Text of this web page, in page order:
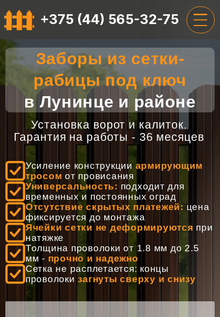
+375 (44) 565-32-75
ГЛАВНАЯ
УСЛУГИ
ЦЕНЫ
О НАС
ОТЗЫВЫ
КОНТАКТЫ
+375 (44) 565-32-75
Заказать звонок
Заборы из сетки-
рабицы под ключ
в Лунинце и районе
Установка ворот и калиток.
Гарантия на работы - 36 месяцев
Усиление конструкции армирующим
тросом от провисания
Универсальность: подходит для
временных и постоянных оград
Отсутствие скрытых платежей: цена
фиксируется до монтажа
Ячейки сетки не деформируются при
натяжке
Толщина проволоки от 1.8 мм до 2.5
мм - прочно и надежно
Сетка не расплетается: концы
проволокизагнуты сверху и снизу